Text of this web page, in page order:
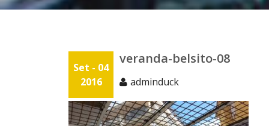
Set - 04
2016
veranda-belsito-08
adminduck